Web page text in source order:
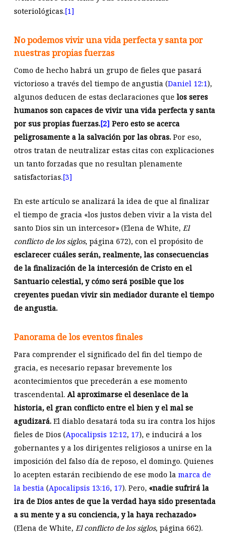
soteriológicas.[1]
No podemos vivir una vida perfecta y santa por
nuestras propias fuerzas
Como de hecho habrá un grupo de fieles que pasará
victorioso a través del tiempo de angustia (Daniel 12:1),
algunos deducen de estas declaraciones que los seres
humanos son capaces de vivir una vida perfecta y santa
por sus propias fuerzas.[2] Pero esto se acerca
peligrosamente a la salvación por las obras.Por eso,
otros tratan de neutralizar estas citas con explicaciones
un tanto forzadas que no resultan plenamente
satisfactorias.[3]
En este artículo se analizará la idea de que al finalizar
el tiempo de gracia «los justos deben vivir a la vista del
santo Dios sin un intercesor» (Elena de White, El
conflicto de los siglos, página 672), con el propósito de
esclarecer cuáles serán, realmente, las consecuencias
de la finalización de la intercesión de Cristo en el
Santuario celestial, y cómo será posible que los
creyentes puedan vivir sin mediador durante el tiempo
de angustia.
Panorama de los eventos finales
Para comprender el significado del fin del tiempo de
gracia, es necesario repasar brevemente los
acontecimientos que precederán a ese momento
trascendental. Al aproximarse el desenlace de la
historia, el gran conflicto entre el bien y el mal se
agudizará.El diablo desatará toda su ira contra los hijos
fieles de Dios (Apocalipsis 12:12, 17), e inducirá a los
gobernantes y a los dirigentes religiosos a unirse en la
imposición del falso día de reposo, el domingo. Quienes
lo acepten estarán recibiendo de ese modo la marca de
la bestia (Apocalipsis 13:16, 17). Pero, «nadie sufrirá la
ira de Dios antes de que la verdad haya sido presentada
a su mente y a su conciencia, y la haya rechazado»
(Elena de White, El conflicto de los siglos, página 662).